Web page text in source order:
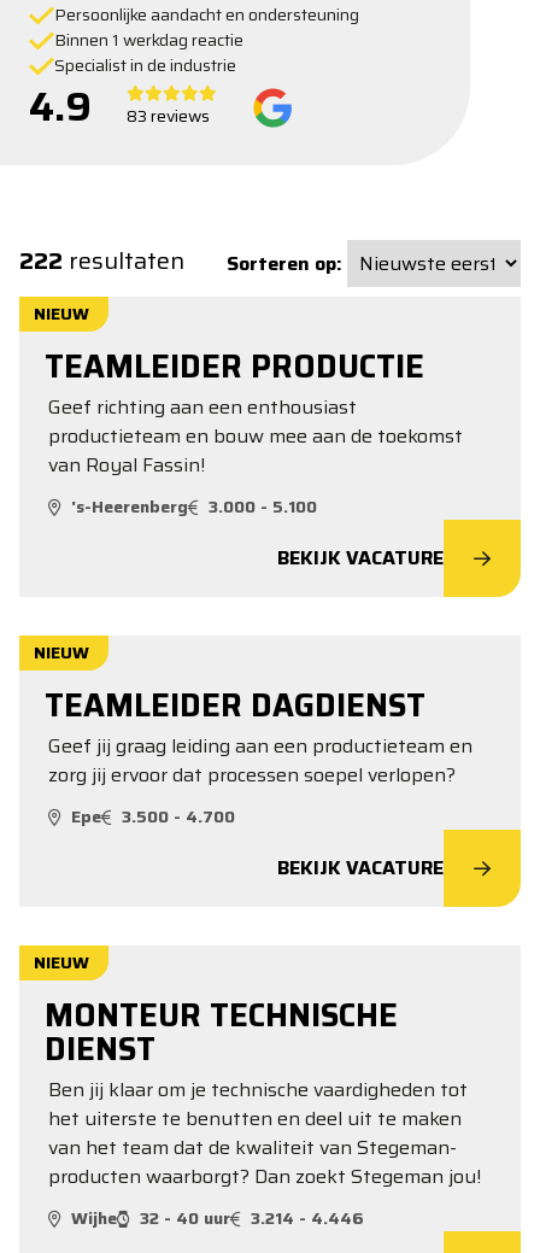
Persoonlijke aandacht en ondersteuning
Binnen 1 werkdag reactie
Specialist in de industrie
4.9 83 reviews
222 resultaten Sorteren op:
NIEUW
TEAMLEIDER PRODUCTIE
Geef richting aan een enthousiast
productieteam en bouw mee aan de toekomst
van Royal Fassin!
's-Heerenberg 3.000 - 5.100
BEKIJK VACATURE
NIEUW
TEAMLEIDER DAGDIENST
Geef jij graag leiding aan een productieteam en
zorg jij ervoor dat processen soepel verlopen?
Epe 3.500 - 4.700
BEKIJK VACATURE
NIEUW
MONTEUR TECHNISCHE
DIENST
Ben jij klaar om je technische vaardigheden tot
het uiterste te benutten en deel uit te maken
van het team dat de kwaliteit van Stegeman-
producten waarborgt? Dan zoekt Stegeman jou!
Wijhe 32 - 40 uur 3.214 - 4.446